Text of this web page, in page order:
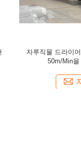
거대한 능력 구성은
직물 건조